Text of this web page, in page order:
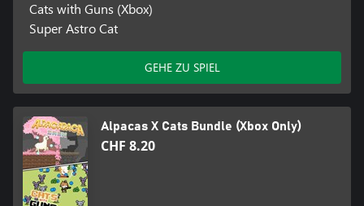
Cats with Guns (Xbox)
Super Astro Cat
GEHE ZU SPIEL
Alpacas X Cats Bundle (Xbox Only)
CHF 8.20